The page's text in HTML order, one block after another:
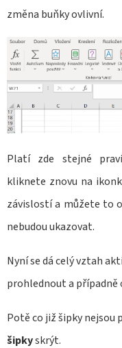
změna buňky ovlivní.
Platí zde stejné
kliknete znovu na
závislostí a můžete to
nebudou ukazovat.
Nyní se dá celý vztah
prohlednout a případně
Potě co již šipky
šipkyskrýt.